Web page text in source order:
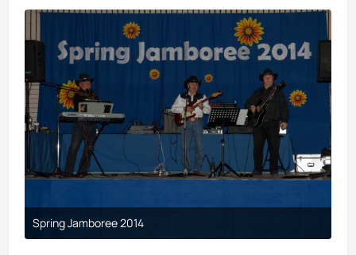
Spring Jamboree 2014
9. April 2017 um 19:44